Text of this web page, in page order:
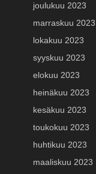
joulukuu 2023
marraskuu 2023
lokakuu 2023
syyskuu 2023
elokuu 2023
heinäkuu 2023
kesäkuu 2023
toukokuu 2023
huhtikuu 2023
maaliskuu 2023